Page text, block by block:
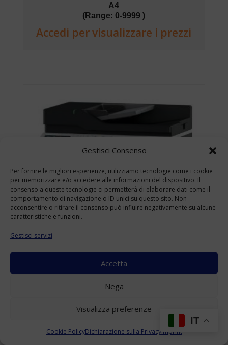
Gestisci Consenso
Per fornire le migliori esperienze, utilizziamo tecnologie come i cookie
per memorizzare e/o accedere alle informazioni del dispositivo. Il
consenso a queste tecnologie ci permetterà di elaborare dati come il
comportamento di navigazione o ID unici su questo sito. Non
acconsentire o ritirare il consenso può influire negativamente su alcune
caratteristiche e funzioni.
Gestisci servizi
Accetta
Nega
Visualizza preferenze
Cookie PolicyDichiarazione sulla PrivacyImprint
A4
(Range: 0-9999 )
Accedi per visualizzare i prezzi
A4
Accedi per visualizzare i prezziIT